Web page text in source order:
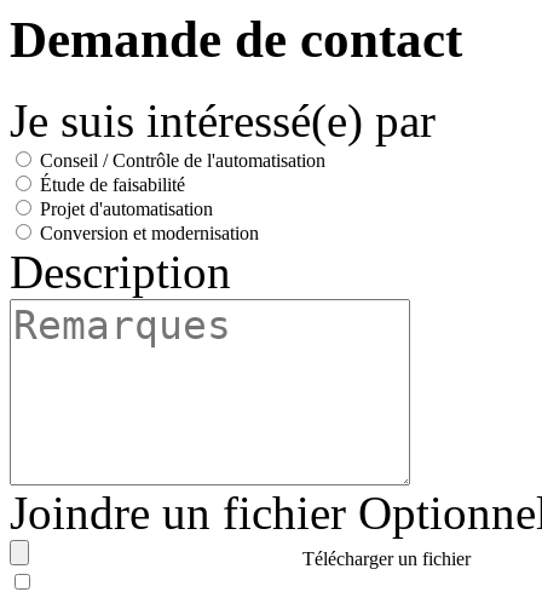
Demande de contact
Je suis intéressé(e) par
Conseil / Contrôle de l'automatisation
Étude de faisabilité
Projet d'automatisation
Conversion et modernisation
Description
Joindre un fichier
Télécharger un fichier